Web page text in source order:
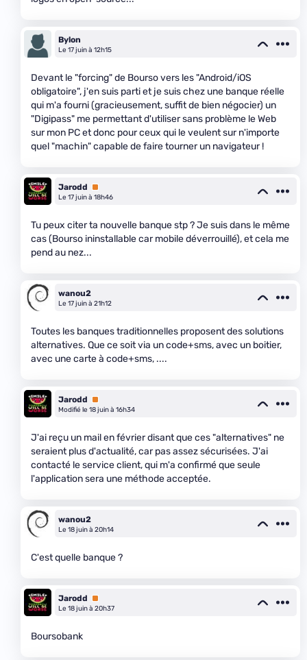
Bylon
Le 17 juin à 12h15
Devant le "forcing" de Bourso vers les "Android/iOS
obligatoire", j'en suis parti et je suis chez une banque réelle
qui m'a fourni (gracieusement, suffit de bien négocier) un
"Digipass" me permettant d'utiliser sans problème le Web
sur mon PC et donc pour ceux qui le veulent sur n'importe
quel "machin" capable de faire tourner un navigateur !
Jarodd
Premium
Le 17 juin à 18h46
Tu peux citer ta nouvelle banque stp ? Je suis dans le même
cas (Bourso ininstallable car mobile déverrouillé), et cela me
pend au nez...
wanou2
Le 17 juin à 21h12
Toutes les banques traditionnelles proposent des solutions
alternatives. Que ce soit via un code+sms, avec un boitier,
avec une carte à code+sms, ....
Jarodd
Premium
Modifié le 18 juin à 16h34
J'ai reçu un mail en février disant que ces "alternatives" ne
seraient plus d'actualité, car pas assez sécurisées. J'ai
contacté le service client, qui m'a confirmé que seule
l'application sera une méthode acceptée.
wanou2
Le 18 juin à 20h14
C'est quelle banque ?
Jarodd
Premium
Le 18 juin à 20h37
Boursobank